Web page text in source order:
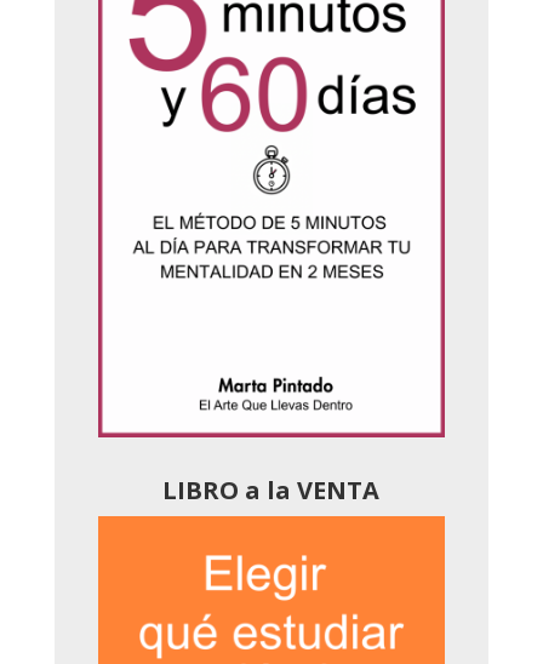
LIBRO a la VENTA